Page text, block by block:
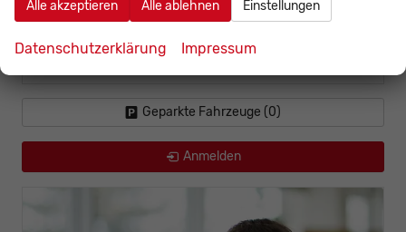
Geparkte Fahrzeuge (0)
Anmelden
Alle akzeptieren Alle ablehnen Einstellungen
Datenschutzerklärung Impressum